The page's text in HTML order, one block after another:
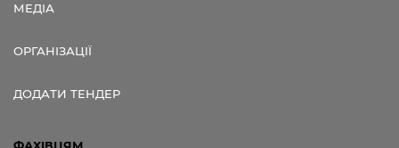
МЕДІА
ОРГАНІЗАЦІЇ
ДОДАТИ ТЕНДЕР
ФАХІВЦЯМ